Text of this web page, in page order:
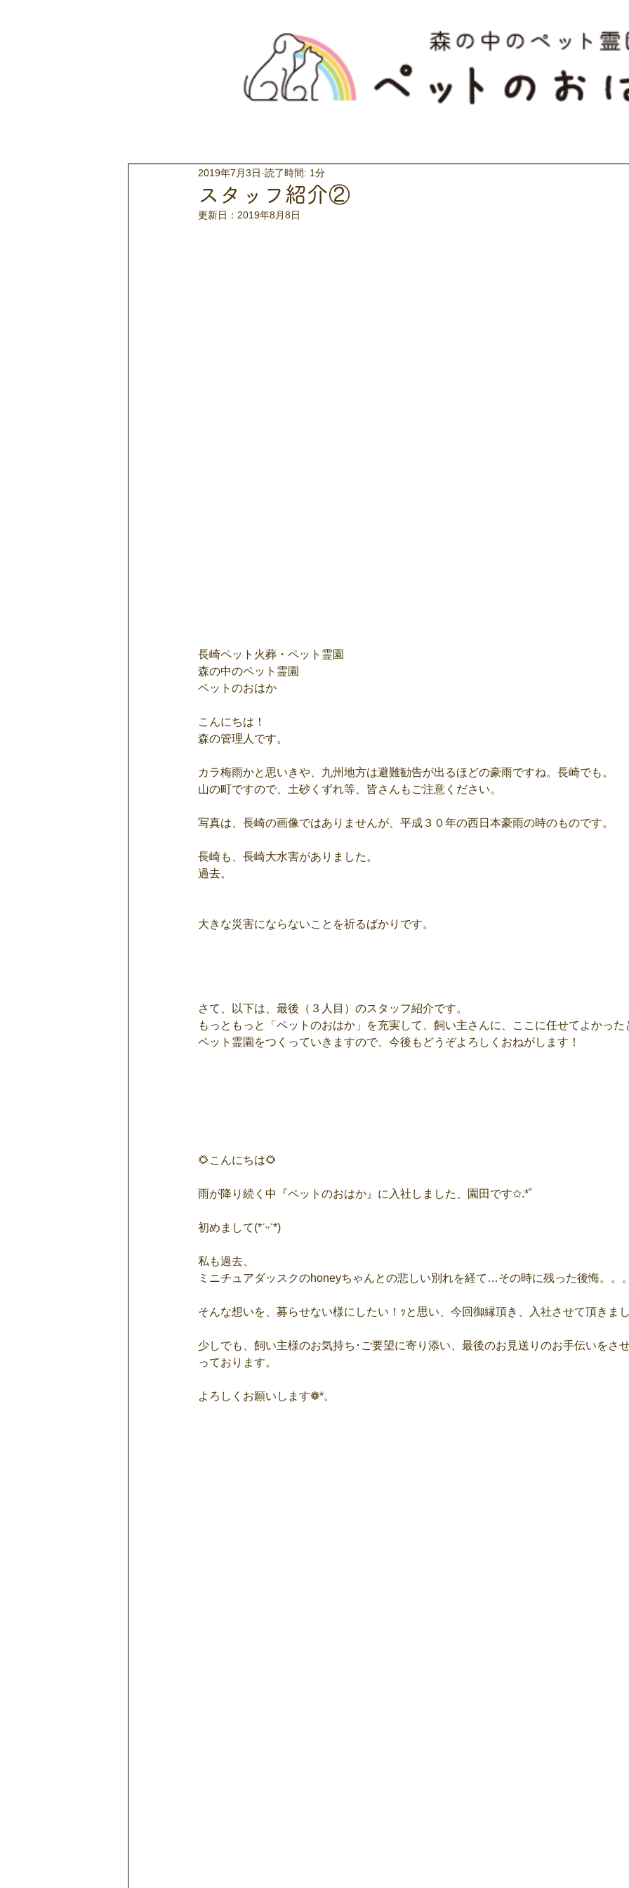
スタッフ紹介②
2019年7月3日 読了時間: 1分
更新日： 2019年8月8日
長崎ペット火葬・ペット霊園
森の中のペット霊園
ペットのおはか
こんにちは！
森の管理人です。
カラ梅雨かと思いきや、九州地方は避難勧告が出るほどの豪雨ですね。長崎でも。
山の町ですので、土砂くずれ等、皆さんもご注意ください。
写真は、長崎の画像ではありませんが、平成３０年の西日本豪雨の時のものです。
長崎も、長崎大水害がありました。
過去。
大きな災害にならないことを祈るばかりです。
さて、以下は、最後（３人目）のスタッフ紹介です。
もっともっと「ペットのおはか」を充実して、飼い主さんに、ここに任せてよかった
ペット霊園をつくっていきますので、今後もどうぞよろしくおねがします！
🌻こんにちは🌻
雨が降り続く中『ペットのおはか』に入社しました、園田です✩.*˚
初めまして(*ˊᵕˋ*)
私も過去、
ミニチュアダッスクのhoneyちゃんとの悲しい別れを経て…その時に残った後悔。。。‪
そんな想いを、募らせない様にしたい！ｯと思い、今回御縁頂き、入社させて頂きま
少しでも、飼い主様のお気持ち･ご要望に寄り添い、最後のお見送りのお手伝いをさ
っております。
よろしくお願いします❁*。